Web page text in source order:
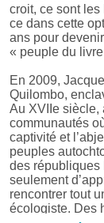
croit, ce sont
ce dans cette
ans pour
« peuple du
En 2009,
Quilombo,
Au XVIIe siècle,
communautés
captivité et
peuples
des républiques
seulement
rencontrer tout
écologiste. Des